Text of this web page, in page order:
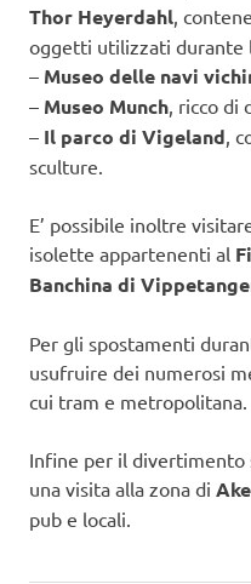
Thor Heyerdahl ,
oggetti utilizzati durante
– Museo delle navi
– Museo Munch , ricco
– Il parco di Vigeland ,
sculture.
E’ possibile inoltre
isolette appartenenti al
Banchina di
Per gli spostamenti
usufruire dei numerosi
cui tram e metropolitana.
Infine per il divertimento
una visita alla zona di
pub e locali.